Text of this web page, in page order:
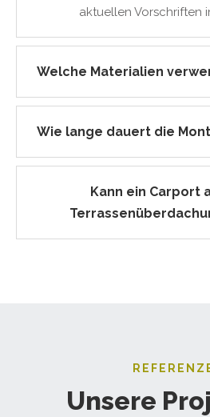
aktuellen Vorschriften
Welche Materialien
Wie lange dauert die
Kann ein Carport
Unsere